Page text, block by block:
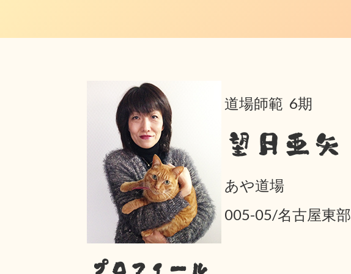
道場師範 6期
望月亜矢
あや道場
005-05/名古屋東部
プロフィール